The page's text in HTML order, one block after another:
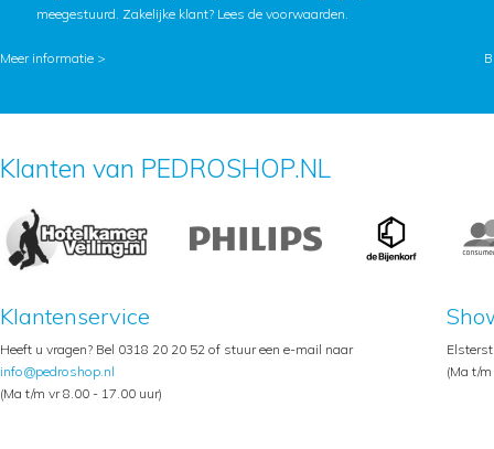
meegestuurd. Zakelijke klant? Lees de voorwaarden.
Meer informatie >
Klanten van PEDROSHOP.NL
Klantenservice
Heeft u vragen? Bel 0318 20 20 52 of stuur een e-mail naar
info@pedroshop.nl
(Ma t/m vr 8.00 - 17.00 uur)
(Ma t/